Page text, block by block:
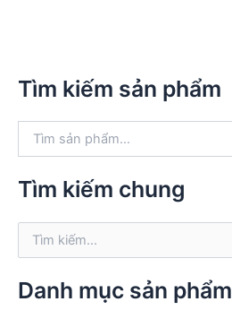
Tìm kiếm sản phẩm
k
:
Tìm kiếm chung
k
iDanh mục sản phẩm